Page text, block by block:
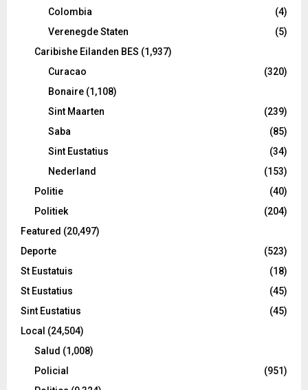
Colombia
(4)
Verenegde Staten
(5)
Caribishe Eilanden BES (1,937)
Curacao
(320)
Bonaire (1,108)
Sint Maarten
(239)
Saba
(85)
Sint Eustatius
(34)
Nederland
(153)
Politie
(40)
Politiek
(204)
Featured (20,497)
Deporte
(523)
St Eustatuis
(18)
St Eustatius
(45)
Sint Eustatius
(45)
Local (24,504)
Salud (1,008)
Policial
(951)